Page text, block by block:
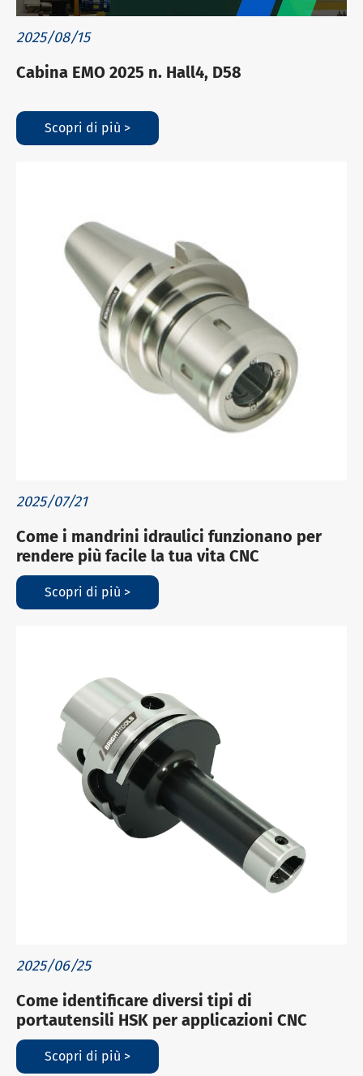
2025/08/15
Cabina EMO 2025 n. Hall4, D58
Scopri di più >
2025/07/21
Come i mandrini idraulici funzionano per
rendere più facile la tua vita CNC
Scopri di più >
2025/06/25
Come identificare diversi tipi di
portautensili HSK per applicazioni CNC
Scopri di più >